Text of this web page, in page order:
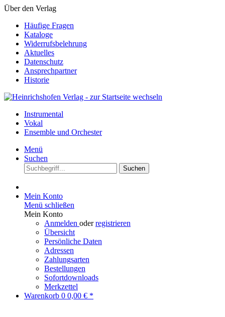
Über den Verlag
Häufige Fragen
Kataloge
Widerrufsbelehrung
Aktuelles
Datenschutz
Ansprechpartner
Historie
Instrumental
Vokal
Ensemble und Orchester
Menü
Suchen
Suchen
Mein Konto
Menü schließen
Mein Konto
Anmelden oderregistrieren
Übersicht
Persönliche Daten
Adressen
Zahlungsarten
Bestellungen
Sofortdownloads
Merkzettel
Warenkorb 0 0,00 € *